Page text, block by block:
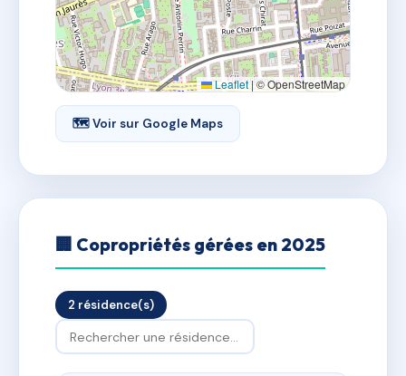
Leaflet |© OpenStreetMap
🗺 Voir sur Google Maps
🏢 Copropriétés gérées en 2025
2 résidence(s)